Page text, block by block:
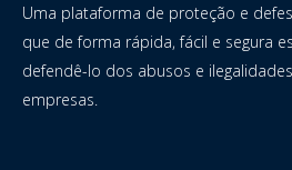
Uma plataforma de proteção e
que de forma rápida, fácil e segura
defendê-lo dos abusos e
empresas.